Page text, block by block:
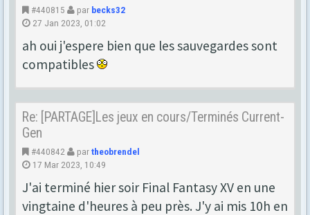
#440815 par becks32
27 Jan 2023, 01:02
ah oui j'espere bien que les sauvegardes sont
compatibles
Re: [PARTAGE]Les jeux en cours/Terminés Current-
Gen
#440842 partheobrendel
17 Mar 2023, 10:49
J'ai terminé hier soir Final Fantasy XV en une
vingtaine d'heures à peu près. J'y ai mis 10h en